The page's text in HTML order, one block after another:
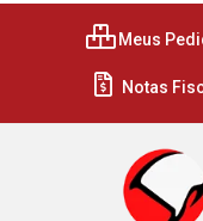
Meus
Notas